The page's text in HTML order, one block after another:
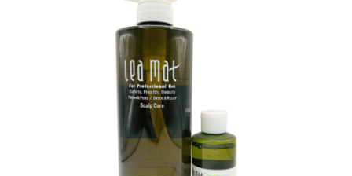
染髮過敏怎麼辦? 噴這個就對了
產後掉髮用這個就對了...
想要漂亮不想頭皮過敏,燙染請用這個